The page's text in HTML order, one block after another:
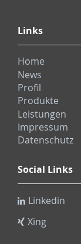
Links
Home
News
Profil
Produkte
Leistungen
Impressum
Datenschutz
Social Links
Linkedin
Xing